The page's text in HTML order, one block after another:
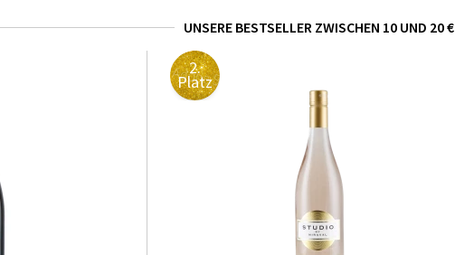
UNSERE BESTSELLER ZWISCHEN 10 UND 20 €
2.
Platz